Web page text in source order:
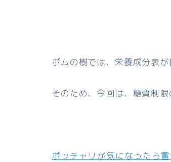
ポムの樹では、栄養成分表
そのため、今回は、糖質制
ポッチャリが気になったら